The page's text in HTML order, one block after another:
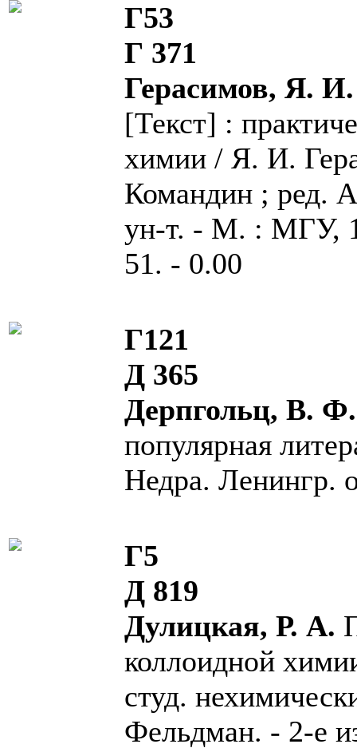
Г53
Г 371
Герасимов, Я.
[Текст] :
химии / Я. И.
Командин ; ред.
ун-т. - М. : МГУ,
51. - 0.00
Г121
Д 365
Дерпгольц, В.
популярная
Недра. Ленингр.
Г5
Д 819
Дулицкая, Р. А.
коллоидной
студ.
Фельдман. - 2-е